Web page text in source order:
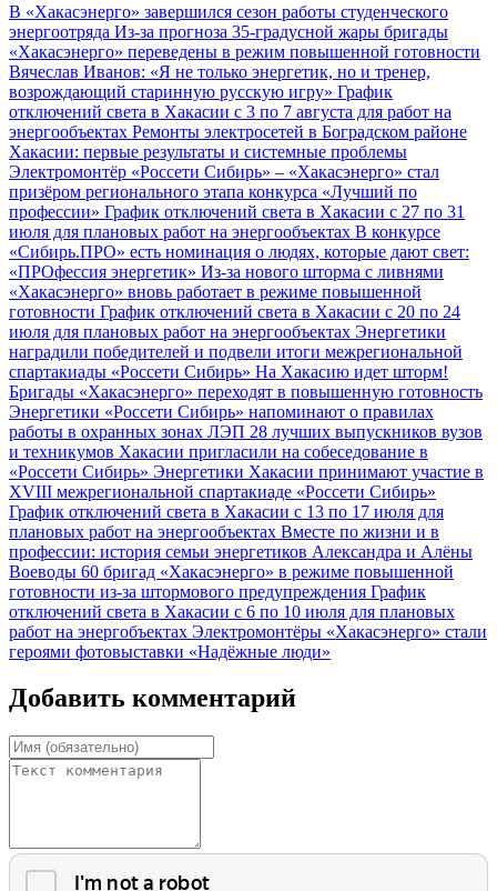
В «Хакасэнерго» завершился сезон работы студенческого
энергоотряда Из-за прогноза 35-градусной жары бригады
«Хакасэнерго» переведены в режим повышенной готовности
Вячеслав Иванов: «Я не только энергетик, но и тренер,
возрождающий старинную русскую игру» График
отключений света в Хакасии с 3 по 7 августа для работ на
энергообъектах Ремонты электросетей в Боградском районе
Хакасии: первые результаты и системные проблемы
Электромонтёр «Россети Сибирь» – «Хакасэнерго» стал
призёром регионального этапа конкурса «Лучший по
профессии» График отключений света в Хакасии с 27 по 31
июля для плановых работ на энергообъектах В конкурсе
«Сибирь.ПРО» есть номинация о людях, которые дают свет:
«ПРОфессия энергетик» Из-за нового шторма с ливнями
«Хакасэнерго» вновь работает в режиме повышенной
готовности График отключений света в Хакасии с 20 по 24
июля для плановых работ на энергообъектах Энергетики
наградили победителей и подвели итоги межрегиональной
спартакиады «Россети Сибирь» На Хакасию идет шторм!
Бригады «Хакасэнерго» переходят в повышенную готовность
Энергетики «Россети Сибирь» напоминают о правилах
работы в охранных зонах ЛЭП 28 лучших выпускников вузов
и техникумов Хакасии пригласили на собеседование в
«Россети Сибирь» Энергетики Хакасии принимают участие в
XVIII межрегиональной спартакиаде «Россети Сибирь»
График отключений света в Хакасии с 13 по 17 июля для
плановых работ на энергообъектах Вместе по жизни и в
профессии: история семьи энергетиков Александра и Алёны
Воеводы 60 бригад «Хакасэнерго» в режиме повышенной
готовности из-за штормового предупреждения График
отключений света в Хакасии с 6 по 10 июля для плановых
работ на энергобъектах Электромонтёры «Хакасэнерго» стали
героями фотовыставки «Надёжные люди»
Добавить комментарий